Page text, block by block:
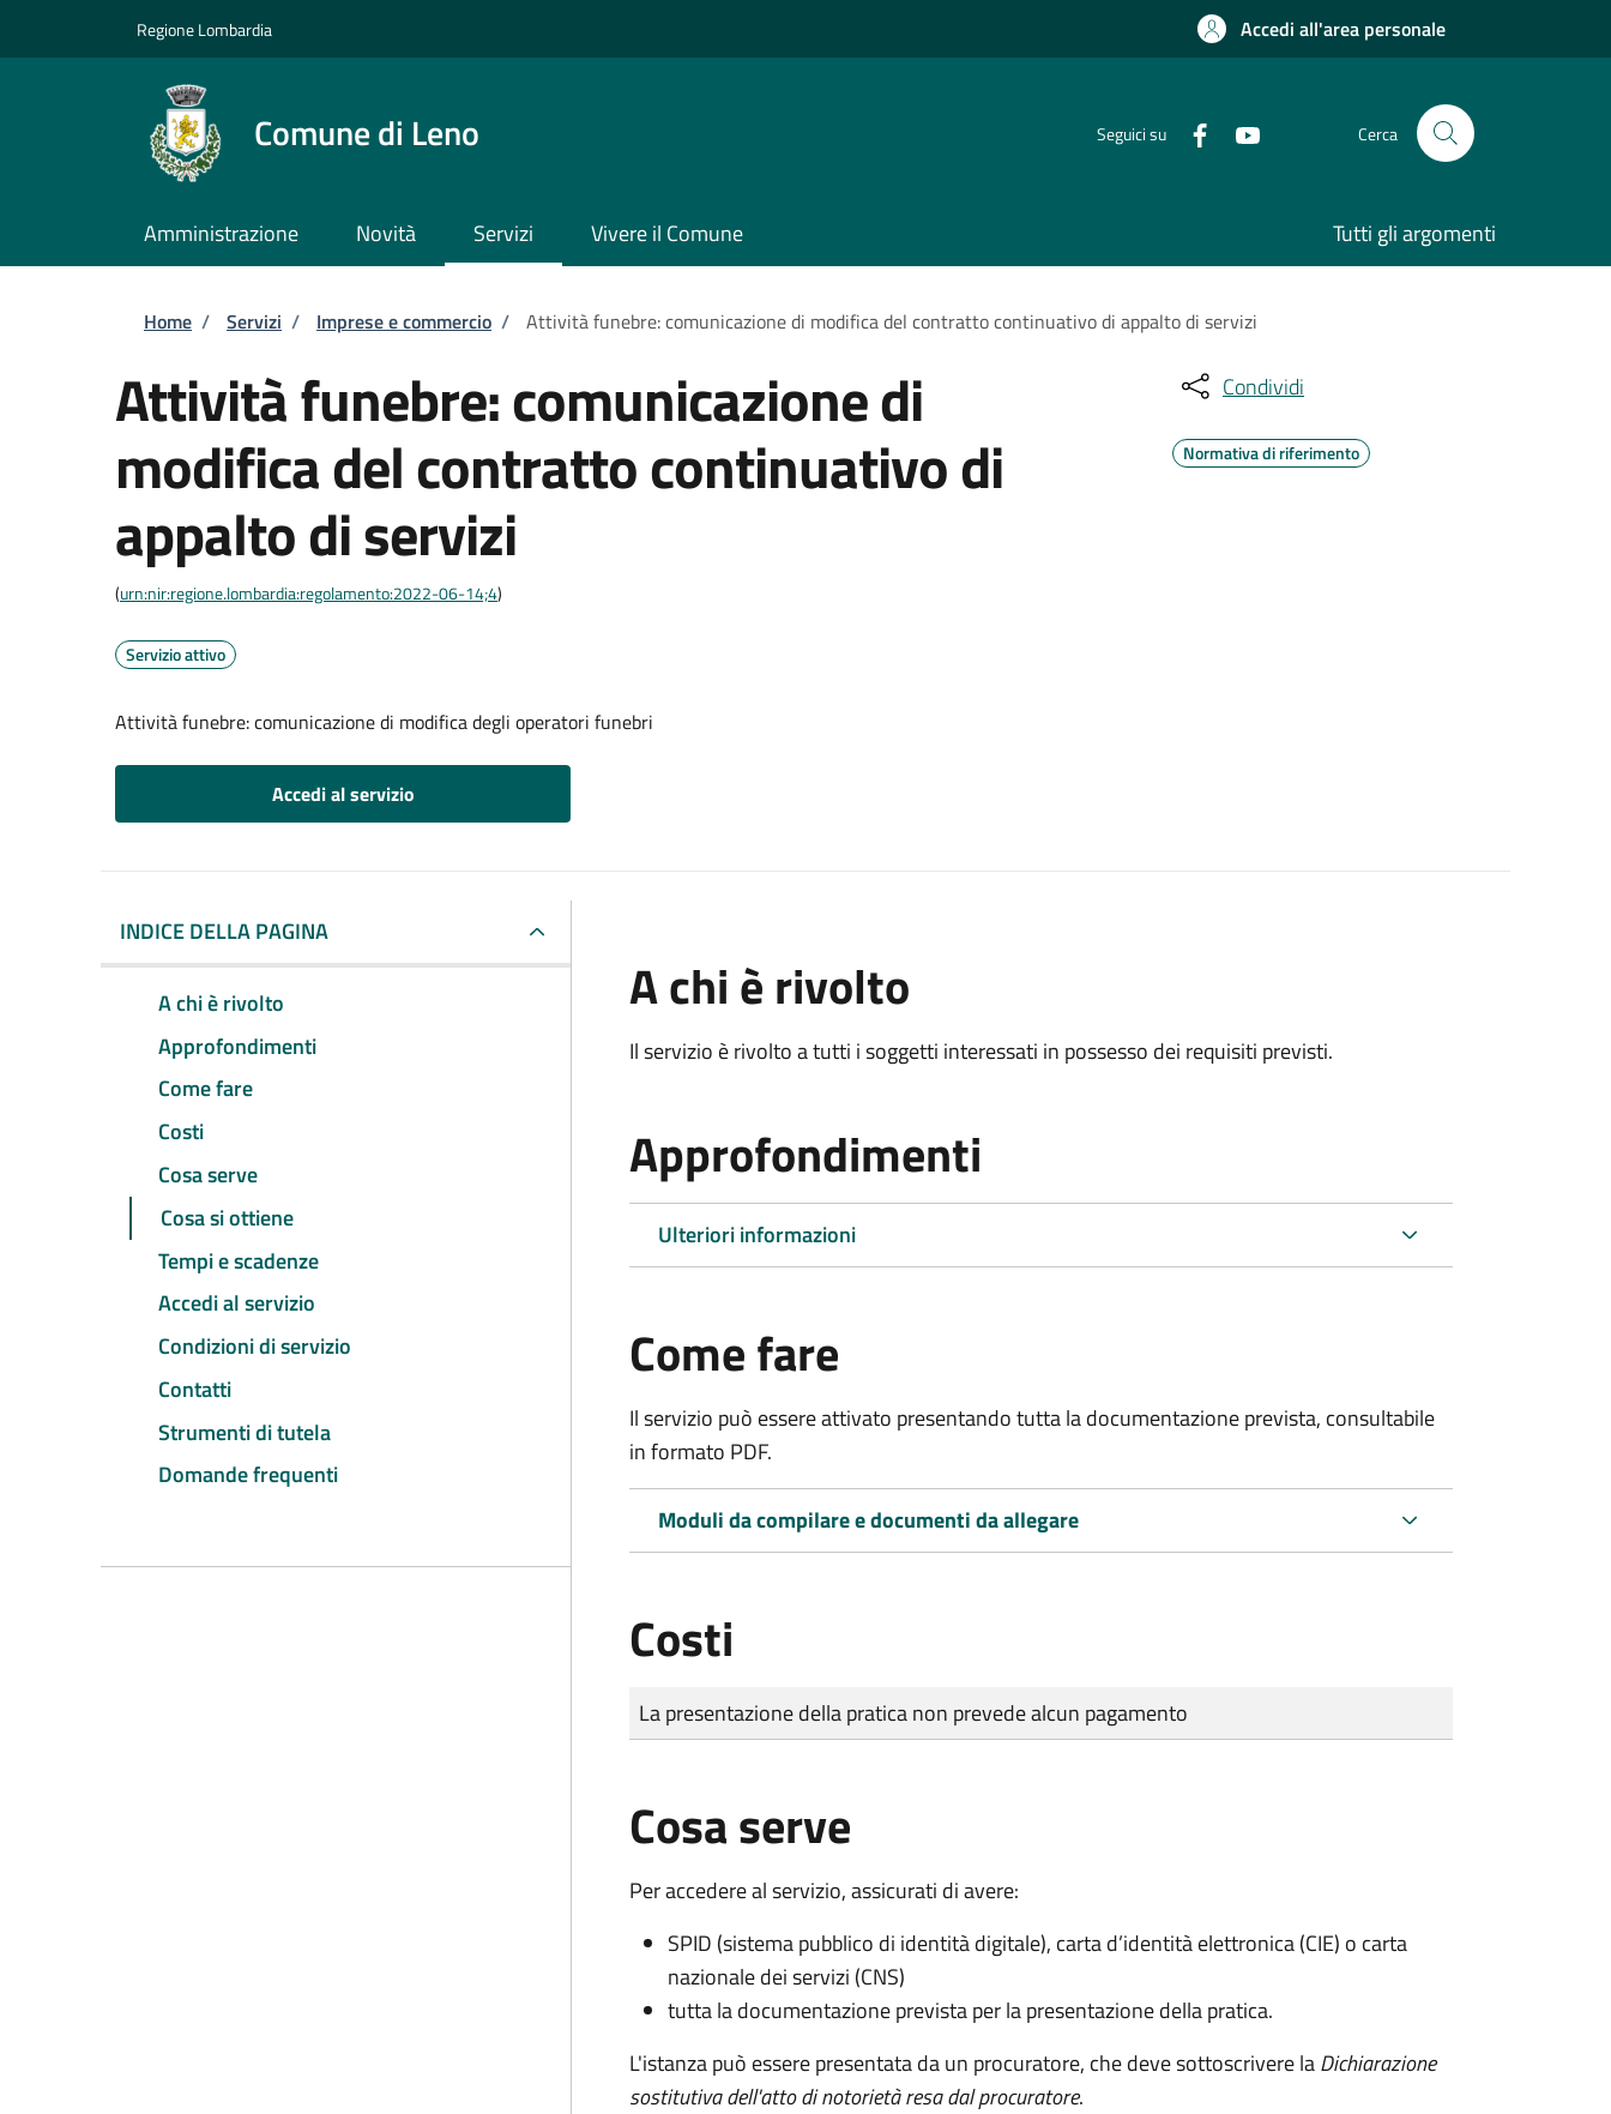
Regione Lombardia Accedi all'area personale
Comune di Leno Seguici su Cerca
Amministrazione Novità Servizi Vivere il Comune Tutti gli argomenti
Briciole di pane
Home / Servizi / Imprese e commercio / Attività funebre: comunicazione di modifica del contratto continuativo di appalto di servizi
Attività funebre: comunicazione di
modifica del contratto continuativo di
appalto di servizi
(urn:nir:regione.lombardia:regolamento:2022-06-14;4)
Servizio attivo
Attività funebre: comunicazione di modifica degli operatori funebri
Accedi al servizio
Condividi
Normativa di riferimento
INDICE DELLA PAGINA
A chi è rivolto
Approfondimenti
Come fare
Costi
Cosa serve
Cosa si ottiene
Tempi e scadenze
Accedi al servizio
Condizioni di servizio
Contatti
Strumenti di tutela
Domande frequenti
A chi è rivolto
Il servizio è rivolto a tutti i soggetti interessati in possesso dei requisiti previsti.
Approfondimenti
Ulteriori informazioni
Come fare
Il servizio può essere attivato presentando tutta la documentazione prevista, consultabile
in formato PDF.
Moduli da compilare e documenti da allegare
Costi
Tipo di pagamento
Importo
La presentazione della pratica non prevede alcun pagamento
Cosa serve
Per accedere al servizio, assicurati di avere:
SPID (sistema pubblico di identità digitale), carta d’identità elettronica (CIE) o carta
nazionale dei servizi (CNS)
tutta la documentazione prevista per la presentazione della pratica.
L'istanza può essere presentata da un procuratore, che deve sottoscrivere laDichiarazione
sostitutiva dell'atto di notorietà resa dal procuratore.